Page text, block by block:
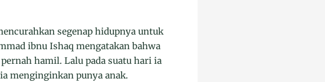
segenap hidupnya untuk
ibnu Ishaq mengatakan bahwa
hamil. Lalu pada suatu hari ia
menginginkan punya anak.